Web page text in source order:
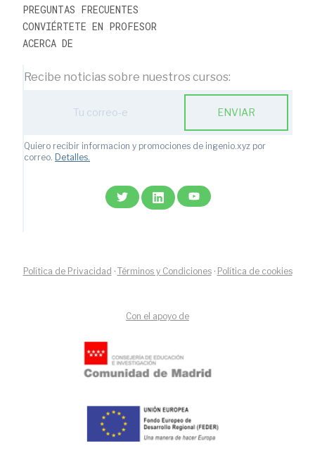
PREGUNTAS FRECUENTES
CONVIÉRTETE EN PROFESOR
ACERCA DE
Recibe noticias sobre nuestros cursos:
ENVIAR
Quiero recibir informacion y promociones de ingenio.xyz por
correo. Detalles.
Política de Privacidad · Términos y Condiciones· Política de cookies
Con el apoyo de